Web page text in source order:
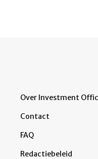
Over Investment
Contact
FAQ
Redactiebeleid